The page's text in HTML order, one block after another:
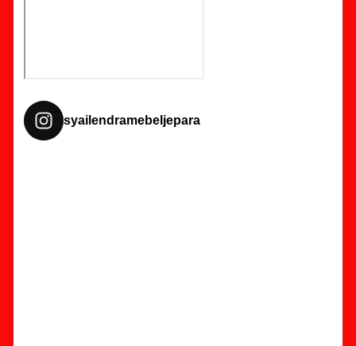
syailendramebeljepara